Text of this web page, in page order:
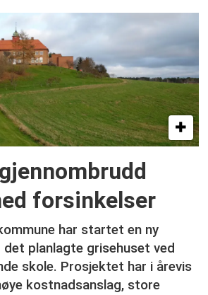
forsinkelser
har startet en ny
planlagte grisehuset ved
skole. Prosjektet har i årevis
kostnadsanslag, store